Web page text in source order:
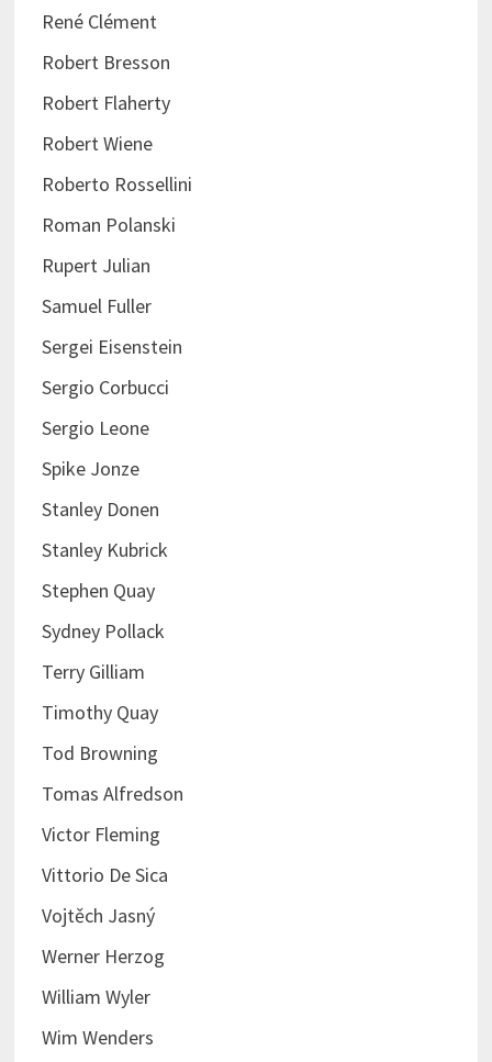
René Clément
Robert Bresson
Robert Flaherty
Robert Wiene
Roberto Rossellini
Roman Polanski
Rupert Julian
Samuel Fuller
Sergei Eisenstein
Sergio Corbucci
Sergio Leone
Spike Jonze
Stanley Donen
Stanley Kubrick
Stephen Quay
Sydney Pollack
Terry Gilliam
Timothy Quay
Tod Browning
Tomas Alfredson
Victor Fleming
Vittorio De Sica
Vojtěch Jasný
Werner Herzog
William Wyler
Wim Wenders